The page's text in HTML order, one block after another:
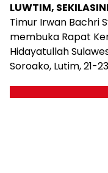
LUWTIM,
Timur Irwan Bachri
membuka Rapat
Hidayatullah
Soroako, Lutim, 21-